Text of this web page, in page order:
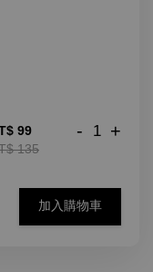
99
135
- +
加入購物車